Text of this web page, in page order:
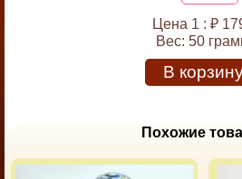
Цена 1 : ₽
Вес: 50
В
Похожие